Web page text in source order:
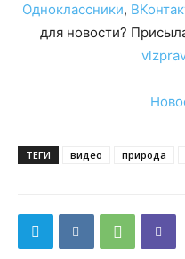
Одноклассники,
для новости?
ТЕГИ видео природа